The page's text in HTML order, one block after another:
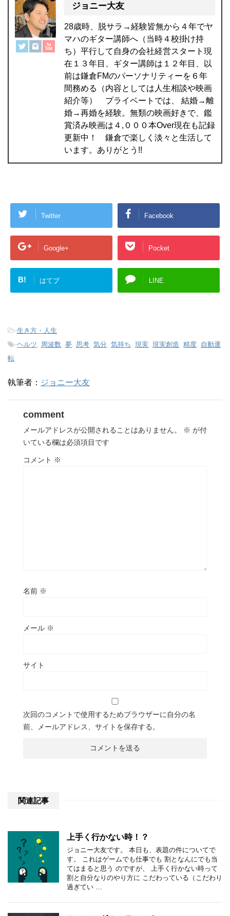
ジョニー大友
28歳時、脱サラ→経験皆無から４年でヤ
マハのギター講師へ（当時４校掛け持
ち）平行して自身の会社経営スタート現
在１３年目、ギター講師は１２年目、以
前は鎌倉FMのパーソナリティーを６年
間務める（内容としては人生相談や映画
紹介等） プライベートでは、 結婚→離
婚→再婚を経験。無類の映画好きで、鑑
賞済み映画は４,０００本Over現在も記録
更新中！ 鎌倉で楽しく淡々と生活して
います。ありがとう!!
Twitter Facebook
Google+ Pocket
B! はてブ LINE
-生き方・人生
-ヘルツ, 周波数, 夢, 思考, 気分, 気持ち, 現実, 現実創造, 精度, 自動運
転
執筆者： ジョニー大友
comment
メールアドレスが公開されることはありません。 ※ が付
いている欄は必須項目です
コメント ※
名前 ※
メール ※
サイト
次回のコメントで使用するためブラウザーに自分の名
前、メールアドレス、サイトを保存する。
関連記事
上手く行かない時！？
ジョニー大友です。 本日も、表題の件についてで
す。 これはゲームでも仕事でも 割となんにでも当
てはまると思う のですが、 上手く行かない時って
割と自分なりのやり方に こだわっている（こだわり
過ぎてい …